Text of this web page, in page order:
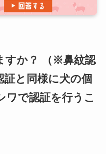
すか？ （※鼻紋認
と同様に犬の個
ワで認証を行うこ